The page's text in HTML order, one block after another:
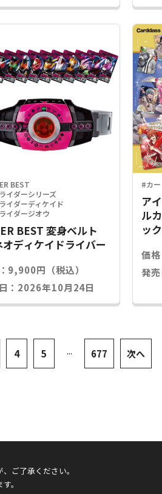
BEST
イダーシリーズ
イダーディケイド
イダージオウ
BEST 変身ベルト
オディケイドライバー
9,900円（税込）
：2026年10月24日
#カ
ア
ル
ッ
価
発
4 5 ... 677 次へ
ご了承ください。
。